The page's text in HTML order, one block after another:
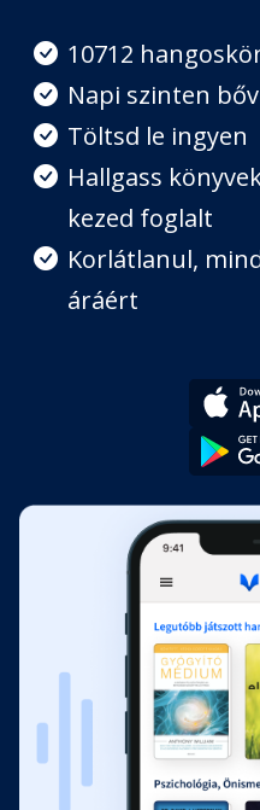
A jaguár és az eső
Fejezet hossza: 00:03:42
A két testvér
Fejezet hossza: 00:02:14
A királykisasszony
Fejezet hossza: 00:03:40
A kisegér nagy
Fejezet hossza: 00:04:17
A kiskakas
Fejezet hossza: 00:06:52
A kóró és a kismadár
Fejezet hossza: 00:04:12
10712
Napi szinten
Töltsd le ingyen
Hallgass
kezed foglalt
Korlátlanul,
áráért